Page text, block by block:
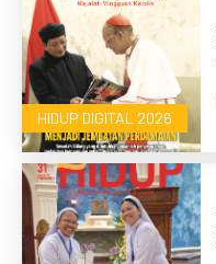
HIDUP DIGITAL 2026